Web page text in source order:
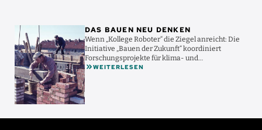
Bild DAS BAUEN NEU DENKEN
Wenn „Kollege Roboter“ die Ziegel anreicht: Die
Initiative „Bauen der Zukunft“ koordiniert
Forschungsprojekte für klima- und
ressourcenschonenderes ...
WEITERLESEN